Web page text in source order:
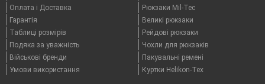
Оплата i Доставка
Гарантія
Таблицi розмірів
Подяка за уважність
Військові бренди
Умови використання
Рюкзаки Mil-Tec
Великі рюкзаки
Рейдові рюкзаки
Чохли для рюкзаків
Пакувальні ремені
Куртки Helikon-Tex